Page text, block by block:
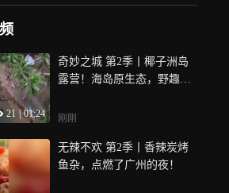
21 01:24
奇妙之城 第2季丨椰子洲岛
露营！海岛原生态，野趣时
刚刚
无辣不欢 第2季丨香辣炭烤
鱼杂，点燃了广州的夜！